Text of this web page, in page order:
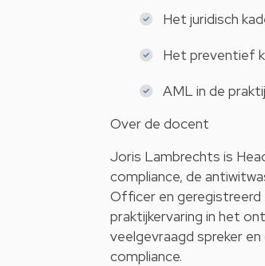
Het juridisch
Het preventief
AML in de
Over de docent
Joris Lambrechts is
compliance, de
Officer en geregistreerd
praktijkervaring in het
veelgevraagd spreker
compliance.